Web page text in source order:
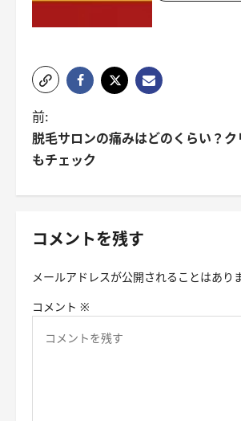
ポ
ス
ビ
シ
前:
脱毛サロンの痛みはどのくらい？
もチェック
コメントを残す
メールアドレスが公開されることはあり
コメント ※